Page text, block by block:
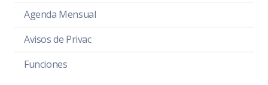
Agenda Mensual
Avisos de Privac
Funciones